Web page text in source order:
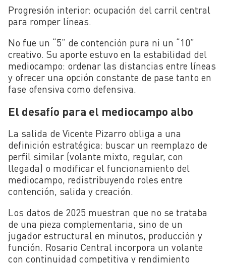
Progresión interior: ocupación del carril central
para romper líneas.
No fue un “5” de contención pura ni un “10”
creativo. Su aporte estuvo en la estabilidad del
mediocampo: ordenar las distancias entre líneas
y ofrecer una opción constante de pase tanto en
fase ofensiva como defensiva.
El desafío para el mediocampo albo
La salida de Vicente Pizarro obliga a una
definición estratégica: buscar un reemplazo de
perfil similar (volante mixto, regular, con
llegada) o modificar el funcionamiento del
mediocampo, redistribuyendo roles entre
contención, salida y creación.
Los datos de 2025 muestran que no se trataba
de una pieza complementaria, sino de un
jugador estructural en minutos, producción y
función. Rosario Central incorpora un volante
con continuidad competitiva y rendimiento